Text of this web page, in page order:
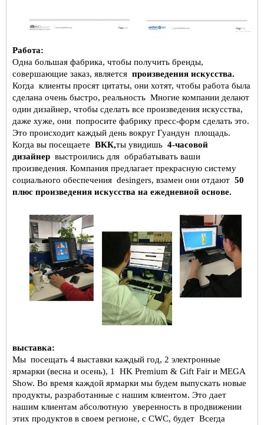
Работа:
Одна большая фабрика, чтобы получить бренды,
совершающие заказ, является произведения искусства.
Когда клиенты просят цитаты, они хотят, чтобы работа была
сделана очень быстро, реальность Многие компании делают
один дизайнер, чтобы сделать все произведения искусства,
даже хуже, они попросите фабрику пресс-форм сделать это.
Это происходит каждый день вокруг Гуандун площадь.
Когда вы посещаете ВКК,ты увидишь 4-часовой
дизайнер выстроились для обрабатывать ваши
произведения. Компания предлагает прекрасную систему
социального обеспечения desingers, взамен они отдают 50
плюс произведения искусства на ежедневной основе.
выставка:
Мы посещать 4 выставки каждый год, 2 электронные
ярмарки (весна и осень), 1 HK Premium & Gift Fair и MEGA
Show. Во время каждой ярмарки мы будем выпускать новые
продукты, разработанные с нашим клиентом. Это дает
нашим клиентам абсолютную уверенность в продвижении
этих продуктов в своем регионе, с CWC, будет Всегда